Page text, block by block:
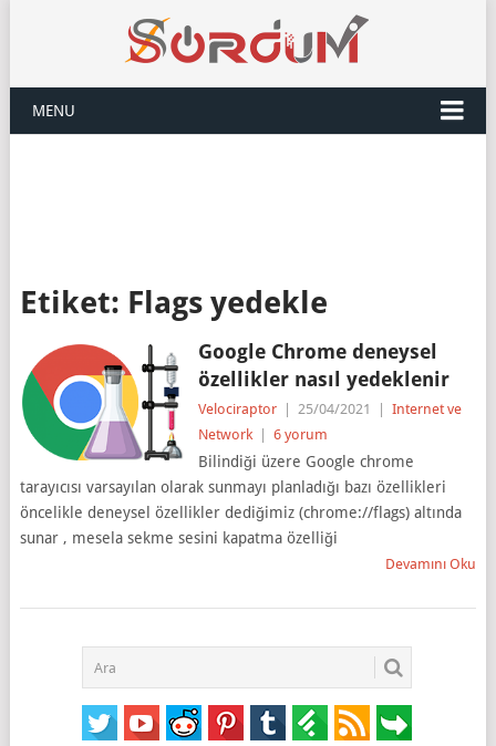
MENU
Etiket: Flags yedekle
Google Chrome deneysel
özellikler nasıl yedeklenir
Velociraptor 25/04/2021
Internet ve
Network
6 yorum
Bilindiği üzere Google chrome
tarayıcısı varsayılan olarak sunmayı planladığı bazı özellikleri
öncelikle deneysel özellikler dediğimiz (chrome://flags) altında
sunar , mesela sekme sesini kapatma özelliği
Devamını Oku